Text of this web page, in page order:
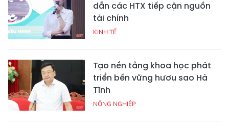
dẫn các HTX tiếp cận nguồn
tài chính
KINH TẾ
Tạo nền tảng khoa học phát
triển bền vững hươu sao Hà
Tĩnh
NÔNG NGHIỆP